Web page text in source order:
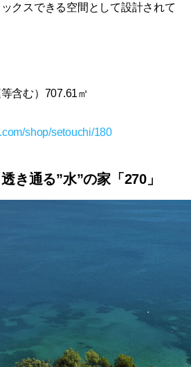
クスできる空間として設計されて
含む）707.61㎡
shop/setouchi/180
き通る”水”の家「270」